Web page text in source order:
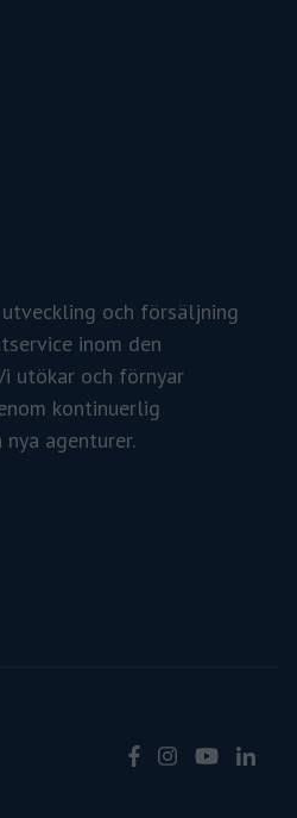
och försäljning
inom den
utökar och förnyar
kontinuerlig
agenturer.